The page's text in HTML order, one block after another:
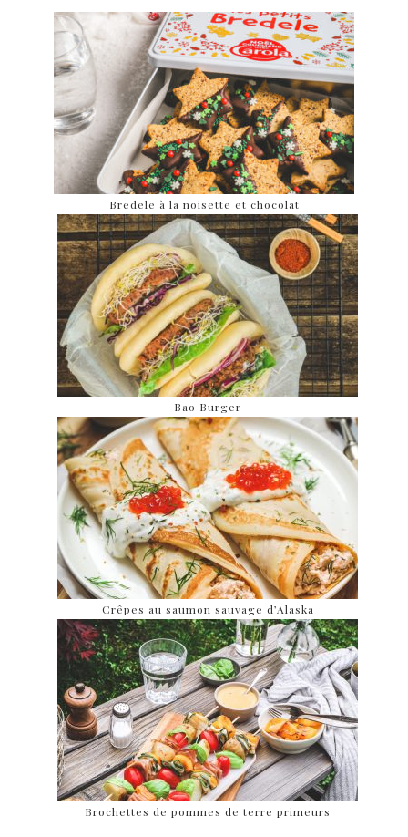
Bredele à la noisette et chocolat
Bao Burger
Crêpes au saumon sauvage d’Alaska
Brochettes de pommes de terre primeurs